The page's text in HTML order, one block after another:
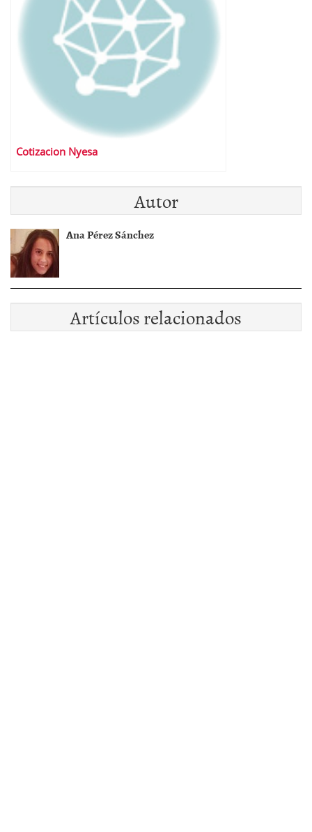
Cotizacion Nyesa
Autor
Ana Pérez Sánchez
Artículos relacionados